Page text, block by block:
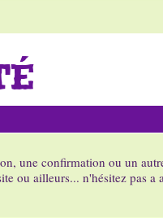
une confirmation ou un
ou ailleurs... n'hésitez pas a